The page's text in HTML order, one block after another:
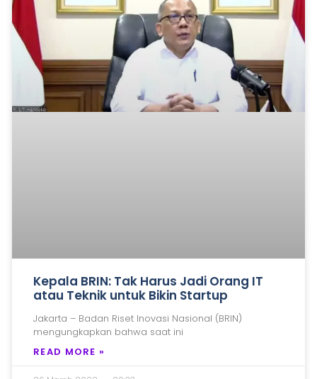
Kepala BRIN: Tak Harus Jadi Orang IT
atau Teknik untuk Bikin Startup
Jakarta – Badan Riset Inovasi Nasional (BRIN)
mengungkapkan bahwa saat ini
READ MORE »